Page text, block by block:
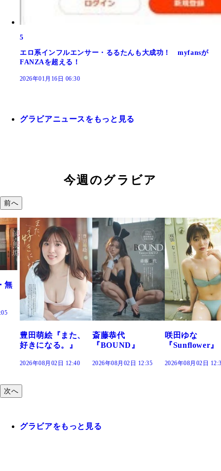
5
エロ系インフルエンサー・るるたんも大成功！ myfansが
FANZAを超える！
2026年01月16日 06:30
グラビアニュースをもっと見る
今週のグラビア
前へ
斎藤恭代
『BOUND』
2026年08月02日 12:35
咲田ゆな
『Sunflower』
2026年08月02日 12:30
藤水咲桜『花
だまり』
2026年08月02日
次へ
グラビアをもっと見る